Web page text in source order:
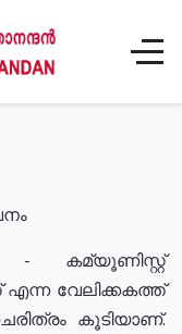
- കമ്യൂണിസ്റ്റ്
വേലിക്കകത്ത്
കൂടിയാണ്.